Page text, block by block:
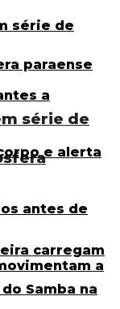
série de